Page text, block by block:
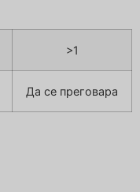
>1
Да се преговара